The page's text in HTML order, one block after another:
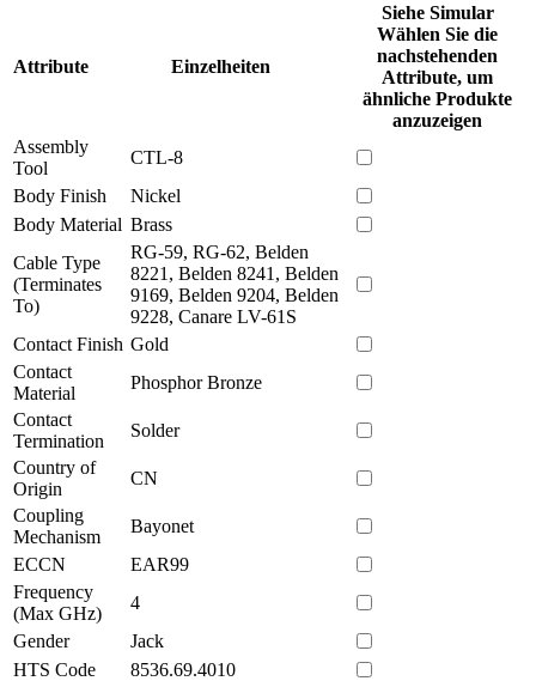
Attribute Einzelheiten
Siehe Simular
Wählen Sie die
nachstehenden
Attribute, um
ähnliche Produkte
anzuzeigen
Assembly
Tool
CTL-8
Body Finish
Nickel
Body Material Brass
Cable Type
(Terminates
To)
RG-59, RG-62, Belden
8221, Belden 8241, Belden
9169, Belden 9204, Belden
9228, Canare LV-61S
Contact Finish Gold
Contact
Material
Phosphor Bronze
Contact
Termination
Solder
Country of
Origin
CN
Coupling
Mechanism
Bayonet
ECCN
EAR99
Frequency
(Max GHz)
4
Gender
Jack
HTS Code
8536.69.4010